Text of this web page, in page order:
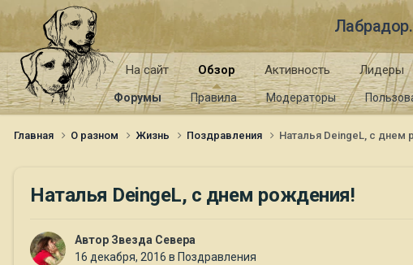
На сайт Обзор
Форумы Правила Модераторы
Активность Лидеры
Главная О разном Жизнь Поздравления Наталья DeingeL, с днем
Наталья DeingeL, с днем рождения!
Автор Звезда Севера
16 декабря, 2016 в Поздравления